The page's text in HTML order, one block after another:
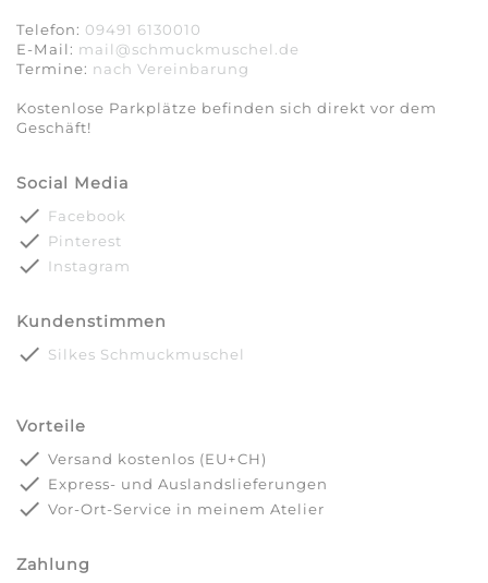
Telefon: 09491 6130010
E-Mail: mail@schmuckmuschel.de
Termine: nach Vereinbarung​​​​​​​
Kostenlose Parkplätze befinden sich direkt vor dem
Geschäft!
Social Media
done Facebook
done Pinterest
done Instagram
Kundenstimmen
done Silkes Schmuckmuschel
Vorteile
done Versand kostenlos (EU+CH)
done Express- und Auslandslieferungen
done Vor-Ort-Service in meinem Atelier
Zahlung